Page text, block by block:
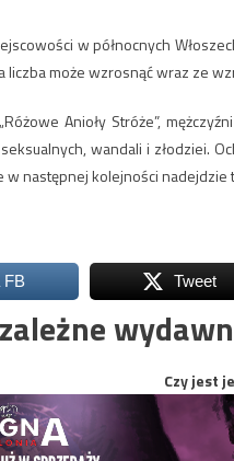
w północnych
liczba może wzrosnąć wraz ze
Anioły Stróże”,
wandali i złodziei.
w następnej kolejności nadejdzie
FB Tweet
Czy jest